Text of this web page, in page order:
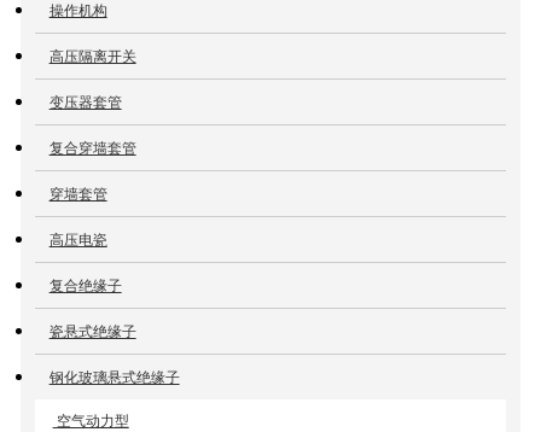
操作机构
高压隔离开关
变压器套管
复合穿墙套管
穿墙套管
高压电瓷
复合绝缘子
瓷悬式绝缘子
钢化玻璃悬式绝缘子
空气动力型